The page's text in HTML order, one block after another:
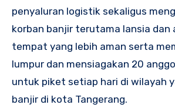
penyaluran logistik sekaligus
korban banjir terutama lansia dan
tempat yang lebih aman serta
lumpur dan mensiagakan 20
untuk piket setiap hari di wilayah
banjir di kota Tangerang.